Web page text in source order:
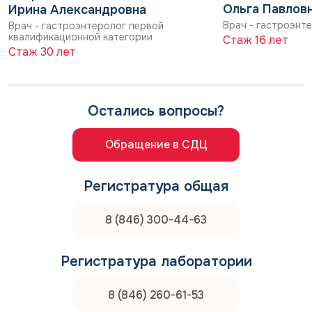
исключении других заболеваний печени.
Лабораторные исследования
Генетическое тестирование (ДНК-
Лечение синдрома Жильбера
Специфического лечения, способного
Терапия сводится к коррекции образа жизни и,
поддержке в периоды обострения.
Жильбера
Синдром Жильбера — это доброкачественное
Ирина Александровна
Врач - гастроэнтеролог первой
квалификационной категории
Стаж 30 лет
Ольга
Врач -
Стаж 16 лет
Остались вопросы?
Обращение в СДЦ
Регистратура общая
8 (846) 300-44-63
Регистратура лаборатории
8 (846) 260-61-53